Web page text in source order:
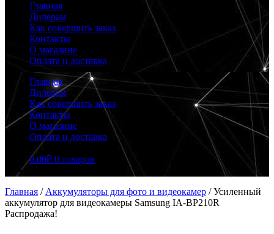
Главная
Дилерам
Как совершить заказ
Контакты
О магазине
Оплата и доставка
Главная
Дилерам
Как совершить заказ
Контакты
О магазине
Оплата и доставка
0.00₽ 0 товаров
Главная / Аккумуляторы для фото и видеокамер /Усиленный
аккумулятор для видеокамеры Samsung IA-BP210R
Распродажа!